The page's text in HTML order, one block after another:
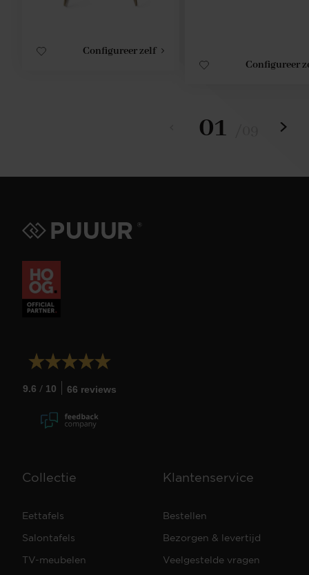
Configureer zelf
Configureer
01
9.6 / 10 66 reviews
Collectie
Eettafels
Salontafels
TV-meubelen
Klantenservice
Bestellen
Bezorgen & levertijd
Veelgestelde vragen